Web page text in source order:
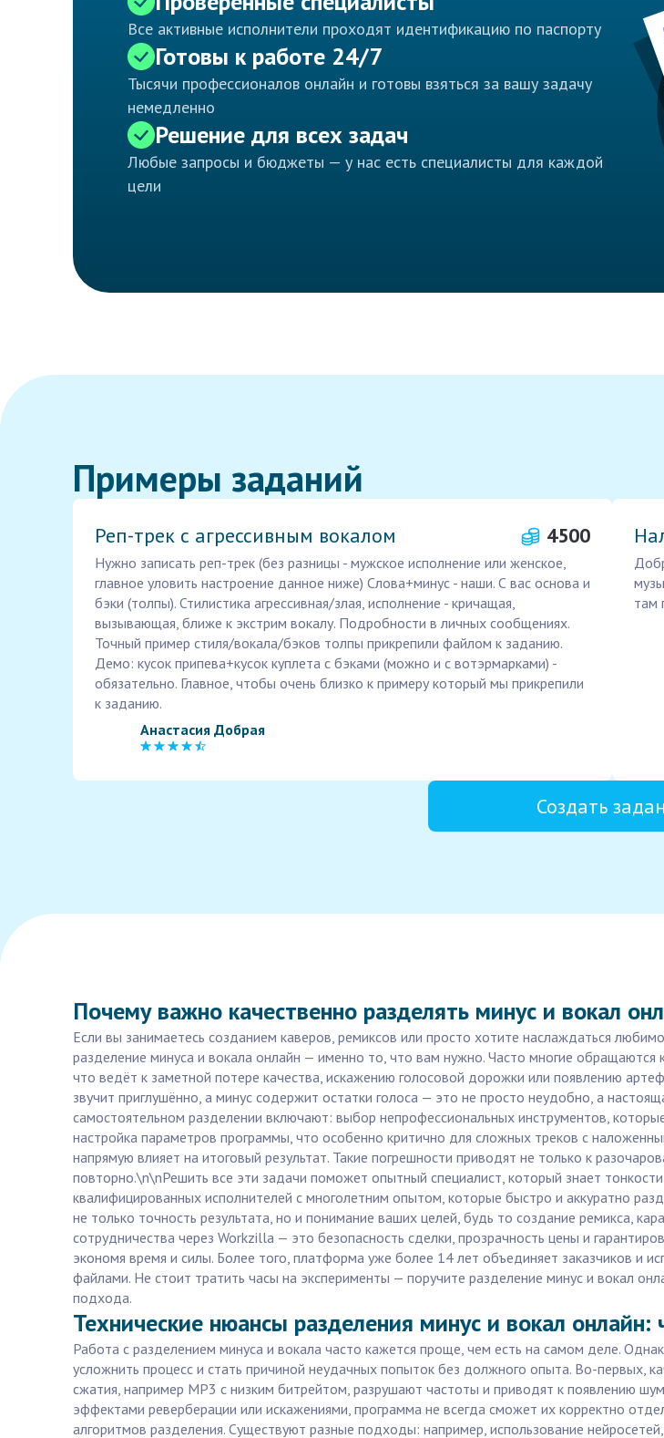
Все активные исполнители проходят идентификацию по паспорту
Готовы к работе 24/7
Тысячи профессионалов онлайн и готовы взяться за вашу задачу
немедленно
Решение для всех задач
Любые запросы и бюджеты — у нас есть специалисты для каждой
цели
Примеры заданий
Реп-трек с агрессивным вокалом 4500
Нужно записать реп-трек (без разницы - мужское исполнение или женское,
главное уловить настроение данное ниже) Слова+минус - наши. С вас основа и
бэки (толпы). Стилистика агрессивная/злая, исполнение - кричащая,
вызывающая, ближе к экстрим вокалу. Подробности в личных сообщениях.
Точный пример стиля/вокала/бэков толпы прикрепили файлом к заданию.
Демо: кусок припева+кусок куплета с бэками (можно и с вотэрмарками) -
обязательно. Главное, чтобы очень близко к примеру который мы прикрепили
к заданию.
Анастасия Добрая
там
Создать
Почему важно качественно разделять минус и вокал
Если вы занимаетесь созданием каверов, ремиксов или просто хотите наслаждаться
разделение минуса и вокала онлайн — именно то, что вам нужно. Часто многие
что ведёт к заметной потере качества, искажению голосовой дорожки или появлению
звучит приглушённо, а минус содержит остатки голоса — это не просто неудобно, а
самостоятельном разделении включают: выбор непрофессиональных инструментов,
настройка параметров программы, что особенно критично для сложных треков с
напрямую влияет на итоговый результат. Такие погрешности приводят не только к
повторно.\n\nРешить все эти задачи поможет опытный специалист, который знает
квалифицированных исполнителей с многолетним опытом, которые быстро и аккуратно
не только точность результата, но и понимание ваших целей, будь то создание ремикса,
сотрудничества через Workzilla — это безопасность сделки, прозрачность цены и
экономя время и силы. Более того, платформа уже более 14 лет объединяет заказчиков и
файлами. Не стоит тратить часы на эксперименты — поручите разделение минус и вокал
подхода.
Технические нюансы разделения минус и вокал онлайн:
Работа с разделением минуса и вокала часто кажется проще, чем есть на самом деле.
усложнить процесс и стать причиной неудачных попыток без должного опыта. Во-первых,
сжатия, например MP3 с низким битрейтом, разрушают частоты и приводят к появлению
эффектами реверберации или искажениями, программа не всегда сможет их корректно
алгоритмов разделения. Существуют разные подходы: например, использование